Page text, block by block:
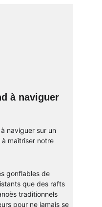
à naviguer
naviguer sur un
maîtriser notre
gonflables de
que des rafts
traditionnels
pour ne jamais se